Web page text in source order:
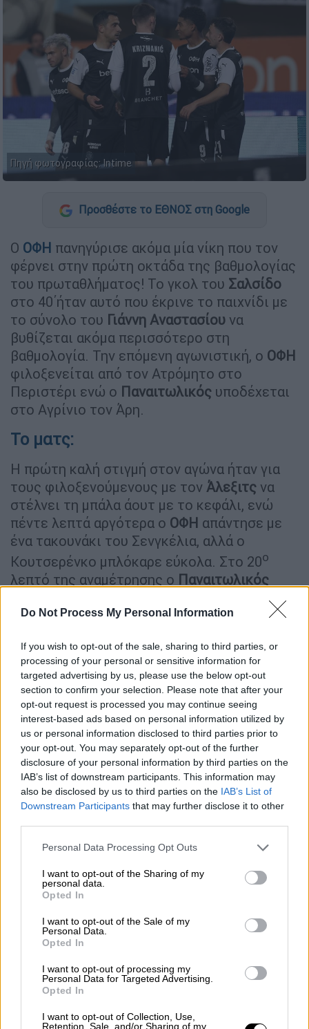
Do Not Process My Personal Information
If you wish to opt-out of the sale, sharing to third parties, or
processing of your personal or sensitive information for
targeted advertising by us, please use the below opt-out
section to confirm your selection. Please note that after your
opt-out request is processed you may continue seeing
interest-based ads based on personal information utilized by
us or personal information disclosed to third parties prior to
your opt-out. You may separately opt-out of the further
disclosure of your personal information by third parties on the
IAB’s list of downstream participants. This information may
also be disclosed by us to third parties on the IAB’s List of
Downstream Participants that may further disclose it to other
Please note that this website/app uses one or more Google
not limited to your visit or usage behaviour. You may click to
grant or deny consent to Google and its third-party tags to
use your data for below specified purposes in below Google
consent section.
Personal Data Processing Opt Outs
I want to opt-out of the Sharing of my
personal data.
Opted In
I want to opt-out of the Sale of my
Personal Data.
Opted In
I want to opt-out of processing my
Personal Data for Targeted Advertising.
Opted In
I want to opt-out of Collection, Use,
Retention, Sale, and/or Sharing of my
Πηγή φωτογραφίας: Intime
Προσθέστε το ΕΘΝΟΣ στη Google
Ο ΟΦΗ πανηγύρισε ακόμα μία νίκη που τον
φέρνει στην πρώτη οκτάδα της βαθμολογίας
του πρωταθλήματος! Το γκολ του Σαλσίδο
στο 40΄ήταν αυτό που έκρινε το παιχνίδι με
το σύνολο του Γιάννη Αναστασίου να
βυθίζεται ακόμα περισσότερο στη
βαθμολογία. Την επόμενη αγωνιστική, ο ΟΦΗ
φιλοξενείται από τον Ατρόμητο στο
Περιστέρι ενώ ο Παναιτωλικός υποδέχεται
στο Αγρίνιο τον Άρη.
Το ματς:
Η πρώτη καλή στιγμή στον αγώνα ήταν για
τους φιλοξενούμενους με τον Άλεξιτς να
στέλνει τη μπάλα άουτ με το κεφάλι, ενώ
πέντε λεπτά αργότερα ο ΟΦΗ απάντησε με
ένα τακουνάκι του Σενγκέλια, αλλά ο
Κουτσερένκο μπλόκαρε εύκολα. Στο 20ο
λεπτό της αναμέτρησης ο Παναιτωλικός
έφτασε πολύ κοντά στο να ανοίξει το σκορ
με τονΕνκολόλονα σουτάρει από τα δεξιά
είχε απάντηση.
ΔΙΑΒΑΣΤΕ ΕΠΙΣΗΣ
Αθλητισμός |24.01.2026 22:00
Επέστρεψε στην κορυφή με λυτρωτή
τον Γιόβιτς η ΑΕΚ
Αθλητισμός|25.01.2026 18:34
Σόκαρε… τον Άρη στις
Λεβαδειακός
Στα επόμενα λεπτά της αναμέτρησης οΟΦΗ
είχε την κατοχή και προσπαθούσε να
Κουτσερένκο έκανε ωραία επέμβαση στο
σουτ του Νους και λίγα δευτερόλεπτα
αργότερα ο Κόγιτς ανέτρεψε τον